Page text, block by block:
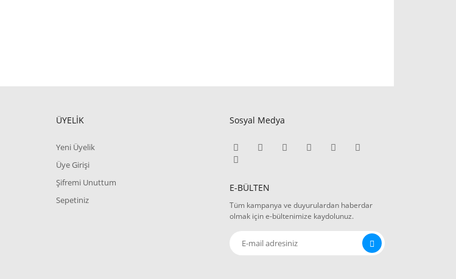
ÜYELİK
Yeni Üyelik
Üye Girişi
Şifremi Unuttum
Sepetiniz
Sosyal Medya
E-BÜLTEN
Tüm kampanya ve duyurulardan haberdar
olmak için e-bültenimize kaydolunuz.